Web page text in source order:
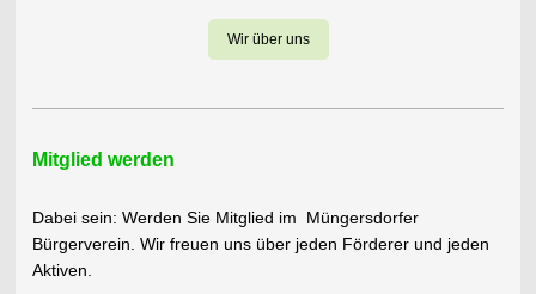
Wir über uns
Mitglied werden
Dabei sein: Werden Sie Mitglied im Müngersdorfer
Bürgerverein. Wir freuen uns über jeden Förderer und jeden
Aktiven.